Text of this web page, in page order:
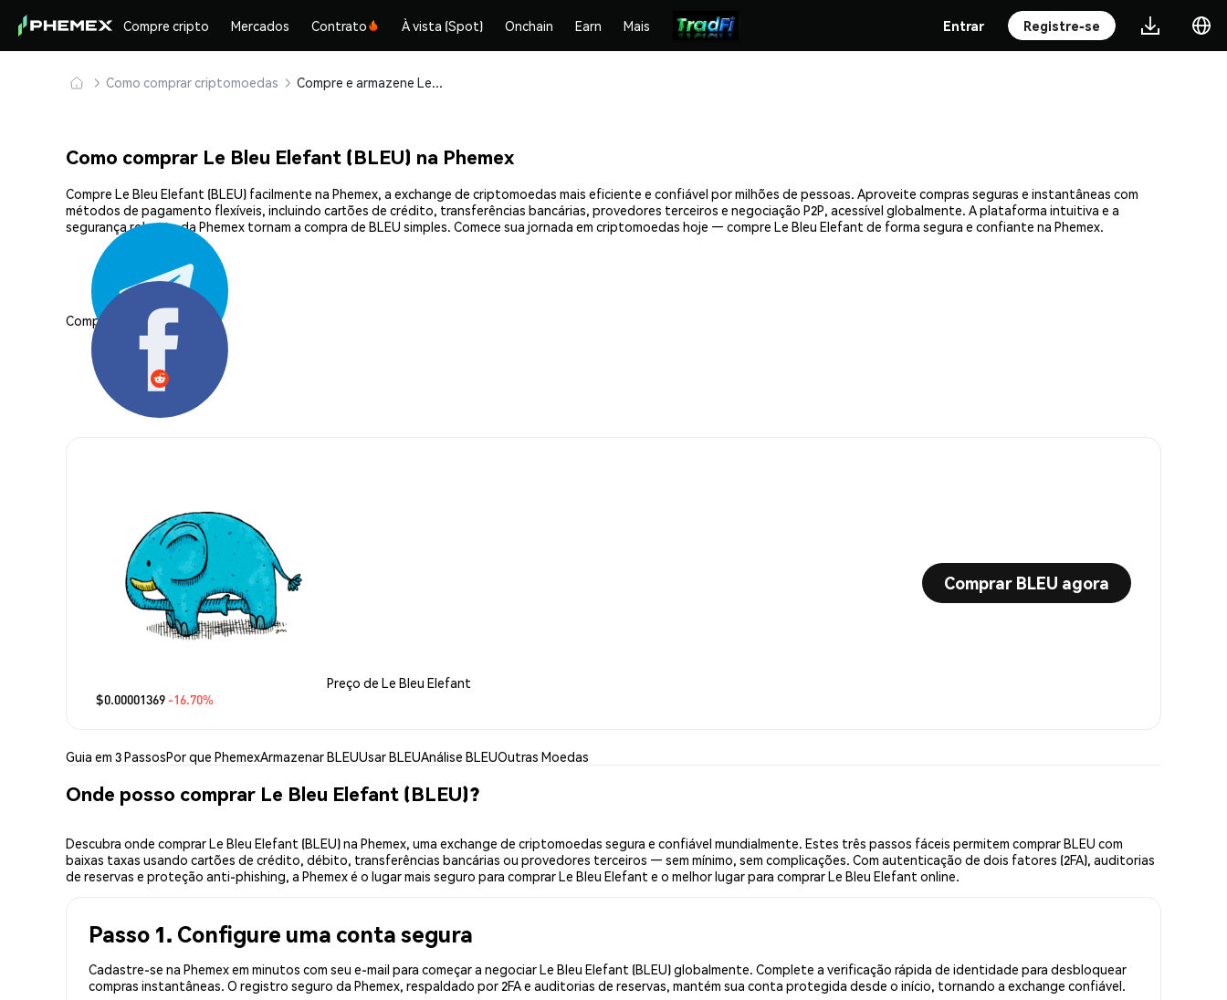
Compre cripto Mercados Contrato À vista (Spot) Onchain Earn Mais Entrar Registre-se
Como comprar criptomoedas Compre e armazene Le Bleu Elefant (BLEU) com segurança
Como comprar Le Bleu Elefant (BLEU) na Phemex
Compre Le Bleu Elefant (BLEU) facilmente na Phemex, a exchange de criptomoedas mais eficiente e confiável por milhões de pessoas. Aproveite compras seguras e instantâneas com
métodos de pagamento flexíveis, incluindo cartões de crédito, transferências bancárias, provedores terceiros e negociação P2P, acessível globalmente. A plataforma intuitiva e a
segurança robusta da Phemex tornam a compra de BLEU simples. Comece sua jornada em criptomoedas hoje — compre Le Bleu Elefant de forma segura e confiante na Phemex.
Compartilhar:
Preço de Le Bleu Elefant
$0.00001369 -16.70%
Comprar BLEU agora
Guia em 3 PassosPor que PhemexArmazenar BLEUUsar BLEUAnálise BLEUOutras Moedas
Onde posso comprar Le Bleu Elefant (BLEU)?
Descubra onde comprar Le Bleu Elefant (BLEU) na Phemex, uma exchange de criptomoedas segura e confiável mundialmente. Estes três passos fáceis permitem comprar BLEU com
baixas taxas usando cartões de crédito, débito, transferências bancárias ou provedores terceiros — sem mínimo, sem complicações. Com autenticação de dois fatores (2FA), auditorias
de reservas e proteção anti-phishing, a Phemex é o lugar mais seguro para comprar Le Bleu Elefant e o melhor lugar para comprar Le Bleu Elefant online.
Passo 1. Configure uma conta segura
Cadastre-se na Phemex em minutos com seu e-mail para começar a negociar Le Bleu Elefant (BLEU) globalmente. Complete a verificação rápida de identidade para desbloquear
compras instantâneas. O registro seguro da Phemex, respaldado por 2FA e auditorias de reservas, mantém sua conta protegida desde o início, tornando a exchange confiável.